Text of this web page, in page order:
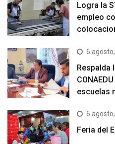
Logra la
empleo
6
Respalda
escuelas
6
Feria del